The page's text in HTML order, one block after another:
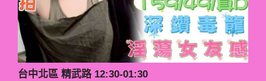
台中北區 精武路 12:30-01:30